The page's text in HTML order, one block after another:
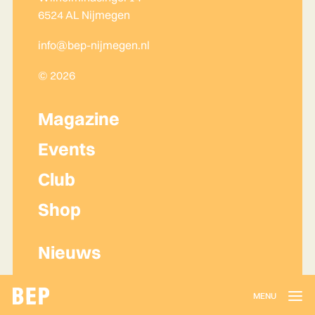
6524 AL Nijmegen
info@bep-nijmegen.nl
© 2026
Magazine
Events
Club
Shop
Nieuws
Lidmaatschap